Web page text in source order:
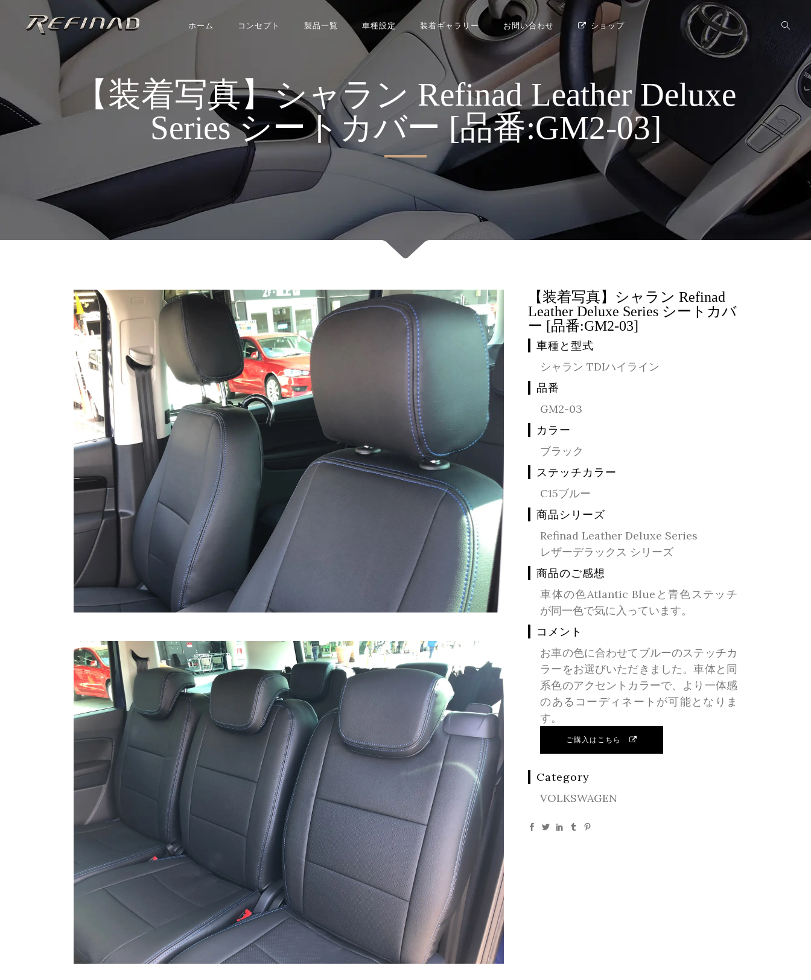
ホーム コンセプト 製品一覧 車種設定 装着ギャラリー お問い合わせ ショップ
【装着写真】シャラン Refinad Leather Deluxe
Series シートカバー [品番:GM2-03]
【装着写真】シャラン Refinad
Leather Deluxe Series シートカバ
ー [品番:GM2-03]
車種と型式
シャラン TDIハイライン
品番
GM2-03
カラー
ブラック
ステッチカラー
C15ブルー
商品シリーズ
Refinad Leather Deluxe Series
レザーデラックス シリーズ
商品のご感想
車体の色Atlantic Blueと青色ステッチ
が同一色で気に入っています。
コメント
お車の色に合わせてブルーのステッチカ
ラーをお選びいただきました。車体と同
系色のアクセントカラーで、より一体感
のあるコーディネートが可能となりま
す。
ご購入はこちら
Category
VOLKSWAGEN